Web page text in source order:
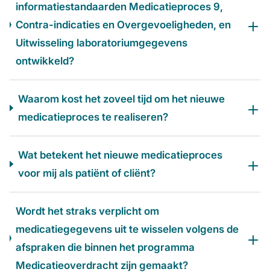
informatiestandaarden Medicatieproces 9,
Contra-indicaties en Overgevoeligheden, en
Uitwisseling laboratoriumgegevens
ontwikkeld?
Waarom kost het zoveel tijd om het nieuwe
medicatieproces te realiseren?
Wat betekent het nieuwe medicatieproces
voor mij als patiënt of cliënt?
Wordt het straks verplicht om
medicatiegegevens uit te wisselen volgens de
afspraken die binnen het programma
Medicatieoverdracht zijn gemaakt?